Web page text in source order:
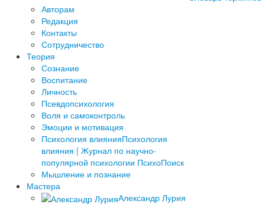
Авторам
Редакция
­Контакты
Сотрудничество
Теория
Сознание
Воспитание
Личность
Псевдопсихология
Воля и самоконтроль
Эмоции и мотивация
Психология влиянияПсихология
влияния | Журнал по научно-
популярной психологии ПсихоПоиск
Мышление и познание
Мастера
Александр Лурия